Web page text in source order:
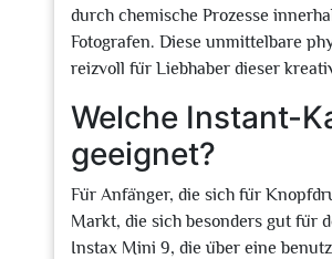
durch chemische Prozesse
Fotografen. Diese unmittelbare
reizvoll für Liebhaber dieser
Welche Instant-
geeignet?
Für Anfänger, die sich für
Markt, die sich besonders gut für
Instax Mini 9, die über eine